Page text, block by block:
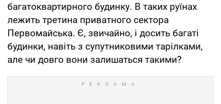
багатоквартирного будинку. В таких руїнах
лежить третина приватного сектора
Первомайська. Є, звичайно, і досить багаті
будинки, навіть з супутниковими тарілками,
але чи довго вони залишаться такими?